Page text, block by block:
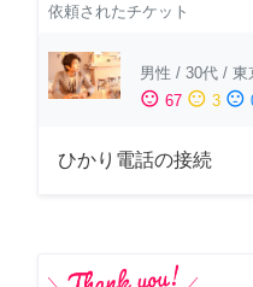
依頼されたチケット
男性 / 30代 / 東
sentiment_satisfied 67 sentiment_neutral 3 sentiment_dissatisfied
ひかり電話の接続